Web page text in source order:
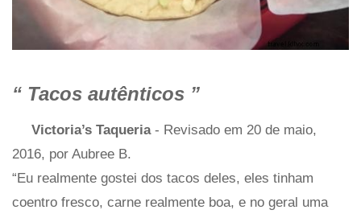
“ Tacos autênticos ”
Victoria’s Taqueria - Revisado em 20 de maio,
2016, por Aubree B.
“Eu realmente gostei dos tacos deles, eles tinham
coentro fresco, carne realmente boa, e no geral uma